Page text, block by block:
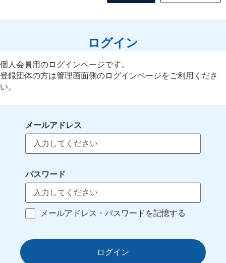
ログイン
個人会員用のログインページです。
登録団体の方は管理画面側のログインページをご利用くださ
い。
メールアドレス
パスワード
メールアドレス・パスワードを記憶する
ログイン